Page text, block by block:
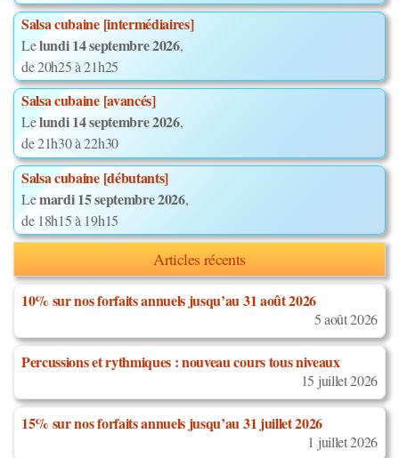
Salsa cubaine [intermédiaires]
Lelundi 14 septembre 2026,
de 20h25 à 21h25
Salsa cubaine [avancés]
Lelundi 14 septembre 2026,
de 21h30 à 22h30
Salsa cubaine [débutants]
Lemardi 15 septembre 2026,
de 18h15 à 19h15
Articles récents
10% sur nos forfaits annuels jusqu’au 31 août 2026
5 août 2026
Percussions et rythmiques : nouveau cours tous niveaux
15 juillet 2026
15% sur nos forfaits annuels jusqu’au 31 juillet 2026
1 juillet 2026